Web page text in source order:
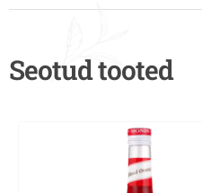
Seotud tooted